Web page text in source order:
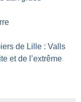
de Lille : Valls
et de l’extrême